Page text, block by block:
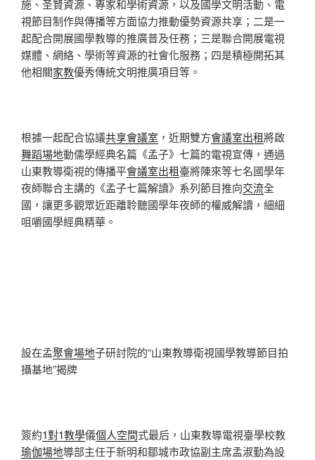
施、圣賢資源、專家和學術資源，以及國學文明活動、電
視節目制作與傳播等方面協力推動優勢資源共享；二是一
起配合開展國學教導的推廣普及任務；三是聯合開展電視
媒體、網絡、學術等資源的社會化服務；四是積極開拓其
他相關家教優秀傳統文明推廣項目等。
根據一起配合協議共享會議室 ，近期雙方會議室出租將啟
舞蹈場地動儒學經典名篇《孟子》七篇的電視宣傳，通過
山東教導衛視的傳播平會議室出租臺將陳來等七名國學年
夜師聯合主講的《孟子七篇解讀》系列節目推向交流全
國，讓更多觀眾近距離聆聽國學年夜師的權威解讀，細細
咀嚼國學經典精華。
設在孟聚會場地子研討院的“山東教導衛視國學教導節目拍
攝基地”揭牌
簽約1對1教學儀個人空間式最后，山東教導電視臺學校教
瑜伽場地導部主任于新明和鄒城市政協副主席孟淑勤為設